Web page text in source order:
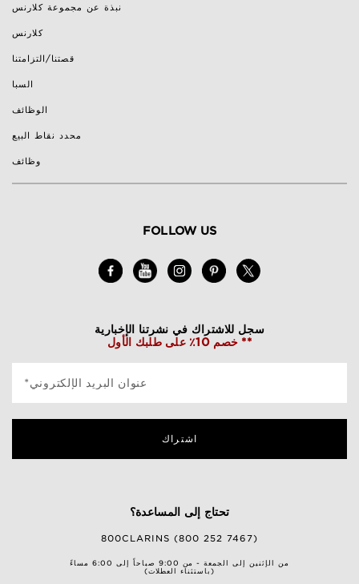
نبذة عن مجموعة كلارنس
كلارنس
قصتنا/التزامتنا
السبا
الوظائف
محدد نقاط البيع
وظائف
FOLLOW US
سجل للاشتراك في نشرتنا الإخبارية
خصم 10٪ على طلبك الأول **
*عنوان البريد الإلكتروني
اشتراك
تحتاج إلى المساعدة؟
800CLARINS (800 252 7467)
من الإثنين إلى الجمعة - من 9:00 صباحاً إلى 6:00 مساءً
(باستثناء العطلات)